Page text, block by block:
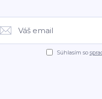
Súhlasím so